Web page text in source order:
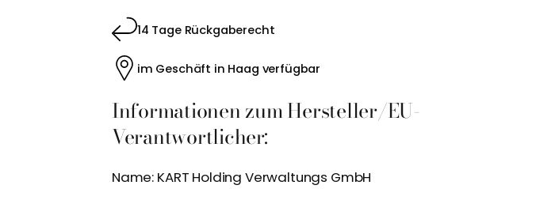
14 Tage Rückgaberecht
im Geschäft in Haag verfügbar
Informationen zum Hersteller/EU-
Verantwortlicher:
Name: KART Holding Verwaltungs GmbH